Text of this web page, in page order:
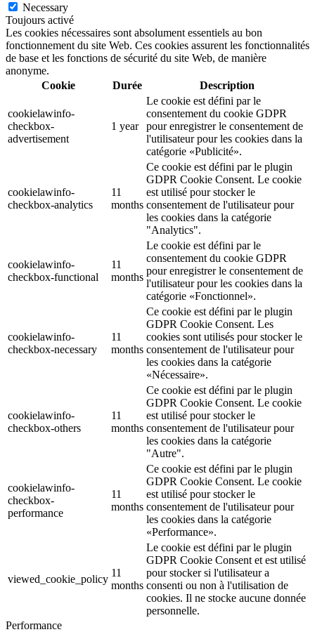
Necessary
Toujours activé
Les cookies nécessaires sont absolument essentiels au bon
fonctionnement du site Web. Ces cookies assurent les fonctionnalités
de base et les fonctions de sécurité du site Web, de manière
anonyme.
Cookie
Durée Description
cookielawinfo-
checkbox-
advertisement
1 year
Le cookie est défini par le
consentement du cookie GDPR
pour enregistrer le consentement de
l'utilisateur pour les cookies dans la
catégorie «Publicité».
cookielawinfo-
checkbox-analytics
11
months
Ce cookie est défini par le plugin
GDPR Cookie Consent. Le cookie
est utilisé pour stocker le
consentement de l'utilisateur pour
les cookies dans la catégorie
"Analytics".
cookielawinfo-
checkbox-functional
11
months
Le cookie est défini par le
consentement du cookie GDPR
pour enregistrer le consentement de
l'utilisateur pour les cookies dans la
catégorie «Fonctionnel».
cookielawinfo-
checkbox-necessary
11
months
Ce cookie est défini par le plugin
GDPR Cookie Consent. Les
cookies sont utilisés pour stocker le
consentement de l'utilisateur pour
les cookies dans la catégorie
«Nécessaire».
cookielawinfo-
checkbox-others
11
months
Ce cookie est défini par le plugin
GDPR Cookie Consent. Le cookie
est utilisé pour stocker le
consentement de l'utilisateur pour
les cookies dans la catégorie
"Autre".
cookielawinfo-
checkbox-
performance
11
months
Ce cookie est défini par le plugin
GDPR Cookie Consent. Le cookie
est utilisé pour stocker le
consentement de l'utilisateur pour
les cookies dans la catégorie
«Performance».
viewed_cookie_policy
11
months
Le cookie est défini par le plugin
GDPR Cookie Consent et est utilisé
pour stocker si l'utilisateur a
consenti ou non à l'utilisation de
cookies. Il ne stocke aucune donnée
personnelle.
Performance